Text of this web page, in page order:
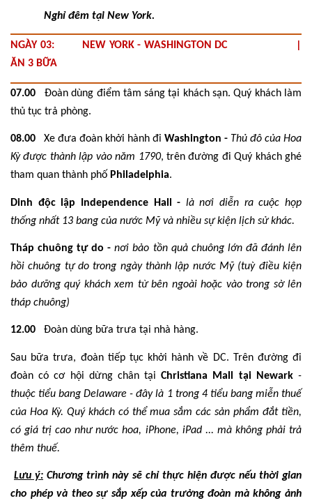
Nghỉ đêm tại New York.
NGÀY 03: NEW YORK - WASHINGTON DC |
ĂN 3 BỮA
07.00 Đoàn dùng điểm tâm sáng tại khách sạn. Quý khách làm
thủ tục trả phòng.
08.00 Xe đưa đoàn khởi hành đi Washington - Thủ đô của Hoa
Kỳ được thành lập vào năm 1790, trên đường đi Quý khách ghé
tham quan thành phố Philadelphia.
Dinh độc lập Independence Hall - là nơi diễn ra cuộc họp
thống nhất 13 bang của nước Mỹ và nhiều sự kiện lịch sử khác.
Tháp chuông tự do -nơi bảo tồn quả chuông lớn đã đánh lên
hồi chuông tự do trong ngày thành lập nước Mỹ (tuỳ điều kiện
bảo dưỡng quý khách xem từ bên ngoài hoặc vào trong sờ lên
tháp chuông)
12.00 Đoàn dùng bữa trưa tại nhà hàng.
Sau bữa trưa, đoàn tiếp tục khởi hành về DC. Trên đường đi
đoàn có cơ hội dừng chân tạiChristiana Mall tại Newark -
thuộc tiểu bang Delaware - đây là 1 trong 4 tiểu bang miễn thuế
của Hoa Kỳ. Quý khách có thể mua sắm các sản phẩm đắt tiền,
có giá trị cao như nước hoa, iPhone, iPad ... mà không phải trả
thêm thuế.
Lưu ý: Chương trình này sẽ chỉ thực hiện được nếu thời gian
cho phép và theo sự sắp xếp của trưởng đoàn mà không ảnh